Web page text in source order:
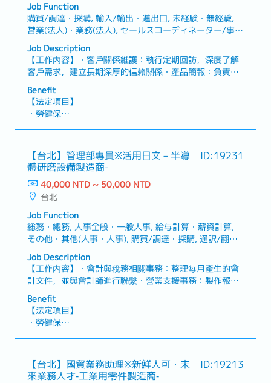
Job Function
購買/調達・採購, 輸入/輸出・進出口, 未経験・無經驗,
営業(法人)・業務(法人), セールスコーディネーター/事
務/受付・業務/內勤/窗口, 製品管理/ベンダー/購買/物
流・產品管理/供應商/採購/物流
Job Description
【工作內容】・客戶關係維護：執行定期回訪，深度了解
客戶需求，建立長期深厚的信賴關係・產品簡報：負責產
品說明會之簡報規劃與現場演示，展現產品核心價值・報
價進度追蹤：管理案件進度與報價流程（具備CRM 系統使
用經驗者尤佳）・跨國情報交換：擔任總社與在地市場的
窗口，協調總社產品資訊與客製化需求・商務口譯擔當：
負責台日雙方業務交流之口譯工作（日翻中、中翻日）
安定性的事業基礎！
Benefit
【法定項目】
・勞健保
・各種休假（特別休假、婚假、喪假、生理假、產檢假、
陪產假、產假、育嬰假）
・退休金
【公司福利】
・年終獎金：依照公司業績狀況及考核評價（過往實績4
～5個月）
・到職後3個月將依考核調薪
・通勤津貼（住家~公司）
・三節獎金（中秋、端午、農曆年終獎金）
・婚喪喜慶補助 （含結婚禮金、生育津貼）
・員工團體保險、年度健檢、部門聚餐
・滿1年後享有地區津貼，薪資再加NT$5,800、國外員工
旅遊（過往實績：北海道、泰國）
【台北】管理部專員※活用日文－半導
體研磨設備製造商-
ID:19231
40,000 NTD ~ 50,000 NTD
台北
Job Function
総務・總務, 人事全般・一般人事, 給与計算・薪資計算,
その他・其他(人事・人事), 購買/調達・採購, 通訳/翻
訳・口譯/翻譯, セールスコーディネーター/事務/受付・
業務/內勤/窗口
Job Description
【工作內容】・會計與稅務相關事務：整理每月產生的會
計文件，並與會計師進行聯繫・營業支援事務：製作報價
單與發票・人事／勞務管理：薪資計算，以及勞工保險、
健康保險等相關手續業務・總務／物品管理：公司內部物
品管理與整理，作為事務局進行整體管理業務・現場口譯
業務：在工程師不會說日語時，前往客戶現場提供口譯服
務※需不定期於台灣國內出差（部分情況可能需過夜住
出差，能進一步提升自身的日語能力
Benefit
【法定項目】
・勞健保
・各種休假（特別休假、婚假、喪假、生理假、產檢假、
陪產假、產假、育嬰假）
・退休金
【台北】國貿業務助理※新鮮人可・未
來業務人才‐工業用零件製造商‐
ID:19213